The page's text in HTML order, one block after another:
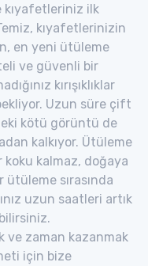
kıyafetleriniz ilk
kıyafetlerinizin
en yeni ütüleme
ve güvenli bir
kırışıklıklar
Uzun süre çift
kötü görüntü de
kalkıyor. Ütüleme
kalmaz, doğaya
sırasında
uzun saatleri artık
ve zaman kazanmak
için bize